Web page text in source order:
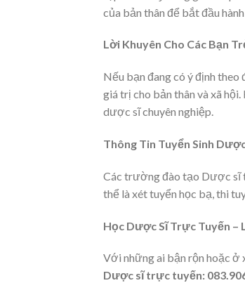
của bản thân để bắt đầu
Lời Khuyên Cho Các Bạn
Nếu bạn đang có ý định
giá trị cho bản thân và xã
dược sĩ chuyên nghiệp.
Thông Tin Tuyển Sinh
Các trường đào tạo Dược sĩ
thể là xét tuyển học bạ, thi
Học Dược Sĩ Trực Tuyến –
Với những ai bận rộn hoặc ở
Dược sĩ trực tuyến: